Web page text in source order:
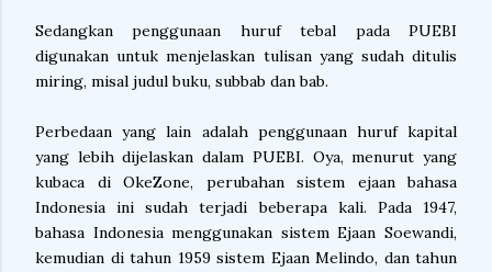
Sedangkan penggunaan huruf tebal pada PUEBI
digunakan untuk menjelaskan tulisan yang sudah ditulis
miring, misal judul buku, subbab dan bab.
Perbedaan yang lain adalah penggunaan huruf kapital
yang lebih dijelaskan dalam PUEBI. Oya, menurut yang
kubaca di OkeZone, perubahan sistem ejaan bahasa
Indonesia ini sudah terjadi beberapa kali. Pada 1947,
bahasa Indonesia menggunakan sistem Ejaan Soewandi,
kemudian di tahun 1959 sistem Ejaan Melindo, dan tahun